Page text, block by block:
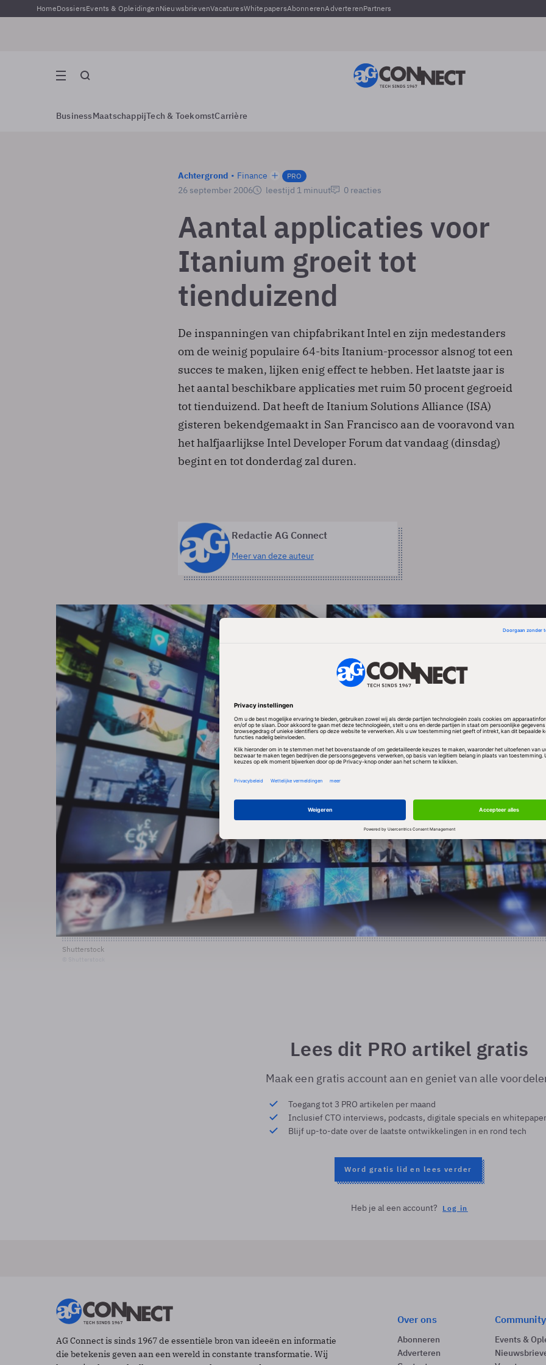
HomeDossiersEvents & OpleidingenNieuwsbrievenVacaturesWhitepapersAbonnerenAdverterenPartners
BusinessMaatschappijTech & ToekomstCarrière
Achtergrond Finance PRO
26 september 2006 leestijd 1 minuut 0 reacties
Aantal applicaties voor
Itanium groeit tot
tienduizend
De inspanningen van chipfabrikant Intel en zijn medestanders
om de weinig populaire 64-bits Itanium-processor alsnog tot een
succes te maken, lijken enig effect te hebben. Het laatste jaar is
het aantal beschikbare applicaties met ruim 50 procent gegroeid
tot tienduizend. Dat heeft de Itanium Solutions Alliance (ISA)
gisteren bekendgemaakt in San Francisco aan de vooravond van
het halfjaarlijkse Intel Developer Forum dat vandaag (dinsdag)
begint en tot donderdag zal duren.
Redactie AG Connect
Meer van deze auteur
Shutterstock
Lees dit PRO artikel gratis
Maak een gratis account aan en geniet van alle
Toegang tot 3 PRO artikelen per maand
Inclusief CTO interviews, podcasts, digitale specials en
Blijf up-to-date over de laatste ontwikkelingen in en rond tech
Word gratis lid en lees verder
Heb je al een account? Log in
AG Connect is sinds 1967 de essentiële bron van ideeën en informatie
die betekenis geven aan een wereld in constante transformatie. Wij
Over ons
Abonneren
Adverteren
Community
Events &